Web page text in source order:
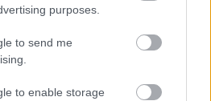
purposes.
to send me
to enable storage